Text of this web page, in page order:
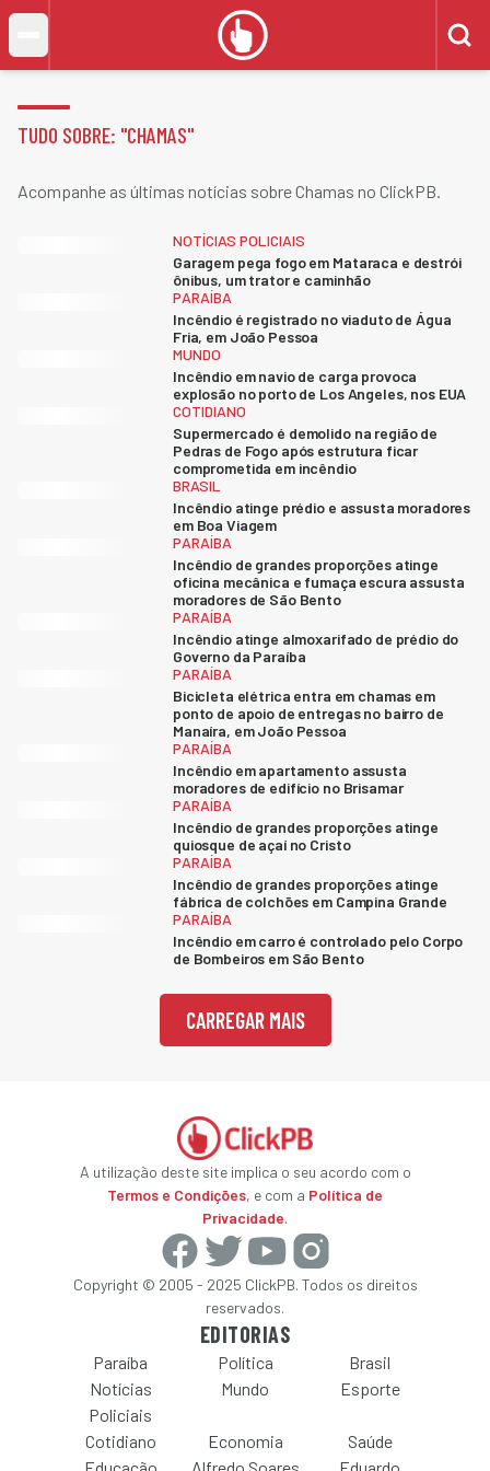
TUDO SOBRE: "CHAMAS"
Acompanhe as últimas notícias sobre Chamas no ClickPB.
NOTÍCIAS POLICIAIS
Garagem pega fogo em Mataraca e destrói
ônibus, um trator e caminhão
PARAÍBA
Incêndio é registrado no viaduto de Água
Fria, em João Pessoa
MUNDO
Incêndio em navio de carga provoca
explosão no porto de Los Angeles, nos EUA
COTIDIANO
Supermercado é demolido na região de
Pedras de Fogo após estrutura ficar
comprometida em incêndio
BRASIL
Incêndio atinge prédio e assusta moradores
em Boa Viagem
PARAÍBA
Incêndio de grandes proporções atinge
oficina mecânica e fumaça escura assusta
moradores de São Bento
PARAÍBA
Incêndio atinge almoxarifado de prédio do
Governo da Paraíba
PARAÍBA
Bicicleta elétrica entra em chamas em
ponto de apoio de entregas no bairro de
Manaíra, em João Pessoa
PARAÍBA
Incêndio em apartamento assusta
moradores de edifício no Brisamar
PARAÍBA
Incêndio de grandes proporções atinge
quiosque de açaí no Cristo
PARAÍBA
Incêndio de grandes proporções atinge
fábrica de colchões em Campina Grande
PARAÍBA
Incêndio em carro é controlado pelo Corpo
de Bombeiros em São Bento
CARREGAR MAIS
A utilização deste site implica o seu acordo com o
Termos e Condições, e com a Política de
Privacidade.
Copyright © 2005 - 2025 ClickPB. Todos os direitos
reservados.
EDITORIAS
Paraíba Política
Brasil
Notícias
Policiais
Mundo Esporte
Cotidiano Economia
Saúde